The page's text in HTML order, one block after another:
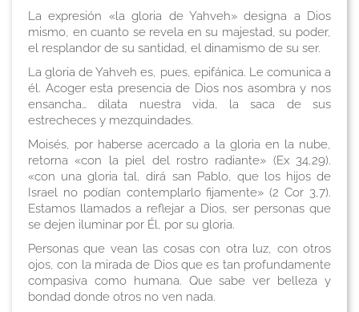
La expresión «la gloria de Yahveh» designa a Dios
mismo, en cuanto se revela en su majestad, su poder,
el resplandor de su santidad, el dinamismo de su ser.
La gloria de Yahveh es, pues, epifánica. Le comunica a
él. Acoger esta presencia de Dios nos asombra y nos
ensancha… dilata nuestra vida, la saca de sus
estrecheces y mezquindades.
Moisés, por haberse acercado a la gloria en la nube,
retorna «con la piel del rostro radiante» (Ex 34,29).
«con una gloria tal, dirá san Pablo, que los hijos de
Israel no podían contemplarlo fijamente» (2 Cor 3,7).
Estamos llamados a reflejar a Dios, ser personas que
se dejen iluminar por Él, por su gloria.
Personas que vean las cosas con otra luz, con otros
ojos, con la mirada de Dios que es tan profundamente
compasiva como humana. Que sabe ver belleza y
bondad donde otros no ven nada.